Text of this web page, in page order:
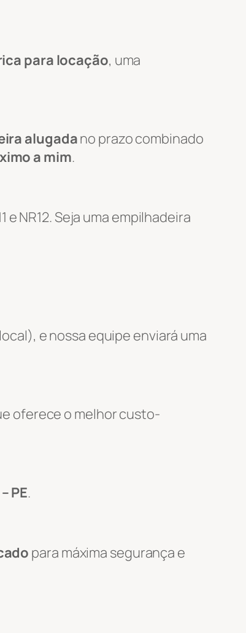
para locação, uma
alugadano prazo combinado
a mim.
NR12. Seja uma empilhadeira
e nossa equipe enviará uma
oferece o melhor custo-
PE.
para máxima segurança e